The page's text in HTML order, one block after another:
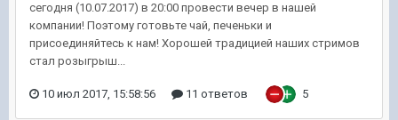
сегодня (10.07.2017) в 20:00 провести вечер в нашей
компании! Поэтому готовьте чай, печеньки и
присоединяйтесь к нам! Хорошей традицией наших стримов
стал розыгрыш...
10 июл 2017, 15:58:56 11 ответов 5